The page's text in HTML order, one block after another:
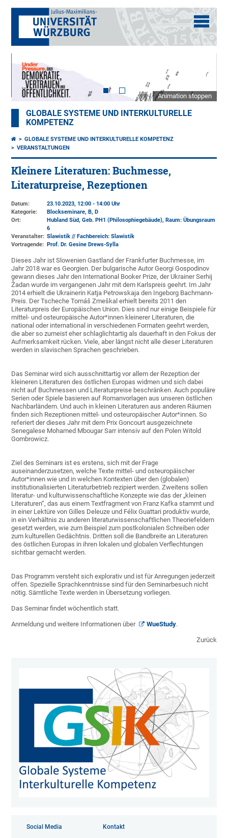
Animation stoppen
GLOBALE SYSTEME UND INTERKULTURELLE
KOMPETENZ
GLOBALE SYSTEME UND INTERKULTURELLE KOMPETENZ
VERANSTALTUNGEN
Kleinere Literaturen: Buchmesse,
Literaturpreise, Rezeptionen
Datum:
23.10.2023, 12:00 - 14:00 Uhr
Kategorie:
Blockseminare, B, D
Ort:
Hubland Süd, Geb. PH1 (Philosophiegebäude), Raum: Übungsraum
6
Veranstalter: Slawistik // Fachbereich: Slawistik
Vortragende:
Prof. Dr. Gesine Drews-Sylla
Dieses Jahr ist Slowenien Gastland der Frankfurter Buchmesse, im
Jahr 2018 war es Georgien. Der bulgarische Autor Georgi Gospodinov
gewann dieses Jahr den International Booker Prize, der Ukrainer Serhij
Žadan wurde im vergangenen Jahr mit dem Karlspreis geehrt. Im Jahr
2014 erhielt die Ukrainerin Katja Petrowskaja den Ingeborg Bachmann-
Preis. Der Tscheche Tomáš Zmeškal erhielt bereits 2011 den
Literaturpreis der Europäischen Union. Dies sind nur einige Beispiele für
mittel- und osteuropäische Autor*innen kleinerer Literaturen, die
national oder international in verschiedenen Formaten geehrt werden,
die aber so zumeist eher schlaglichtartig als dauerhaft in den Fokus der
Aufmerksamkeit rücken. Viele, aber längst nicht alle dieser Literaturen
werden in slavischen Sprachen geschrieben.
Das Seminar wird sich ausschnittartig vor allem der Rezeption der
kleineren Literaturen des östlichen Europas widmen und sich dabei
nicht auf Buchmessen und Literaturpreise beschränken. Auch populäre
Serien oder Spiele basieren auf Romanvorlagen aus unseren östlichen
Nachbarländern. Und auch in kleinen Literaturen aus anderen Räumen
finden sich Rezeptionen mittel- und osteuropäischer Autor*innen. So
referiert der dieses Jahr mit dem Prix Goncourt ausgezeichnete
Senegalese Mohamed Mbougar Sarr intensiv auf den Polen Witold
Gombrowicz.
Ziel des Seminars ist es erstens, sich mit der Frage
auseinanderzusetzen, welche Texte mittel- und osteuropäischer
Autor*innen wie und in welchen Kontexten über den (globalen)
institutionalisierten Literaturbetrieb rezipiert werden. Zweitens sollen
literatur- und kulturwissenschaftliche Konzepte wie das der „kleinen
Literaturen“, das aus einem Textfragment von Franz Kafka stammt und
in einer Lektüre von Gilles Deleuze und Félix Guattari produktiv wurde,
in ein Verhältnis zu anderen literaturwissenschaftlichen Theoriefeldern
gesetzt werden, wie zum Beispiel zum postkolonialen Schreiben oder
zum kulturellen Gedächtnis. Dritten soll die Bandbreite an Literaturen
des östlichen Europas in ihren lokalen und globalen Verflechtungen
sichtbar gemacht werden.
Das Programm versteht sich explorativ und ist für Anregungen jederzeit
offen. Spezielle Sprachkenntnisse sind für den Seminarbesuch nicht
nötig. Sämtliche Texte werden in Übersetzung vorliegen.
Das Seminar findet wöchentlich statt.
Anmeldung und weitere Informationen über WueStudy.
Zurück
Social Media Kontakt